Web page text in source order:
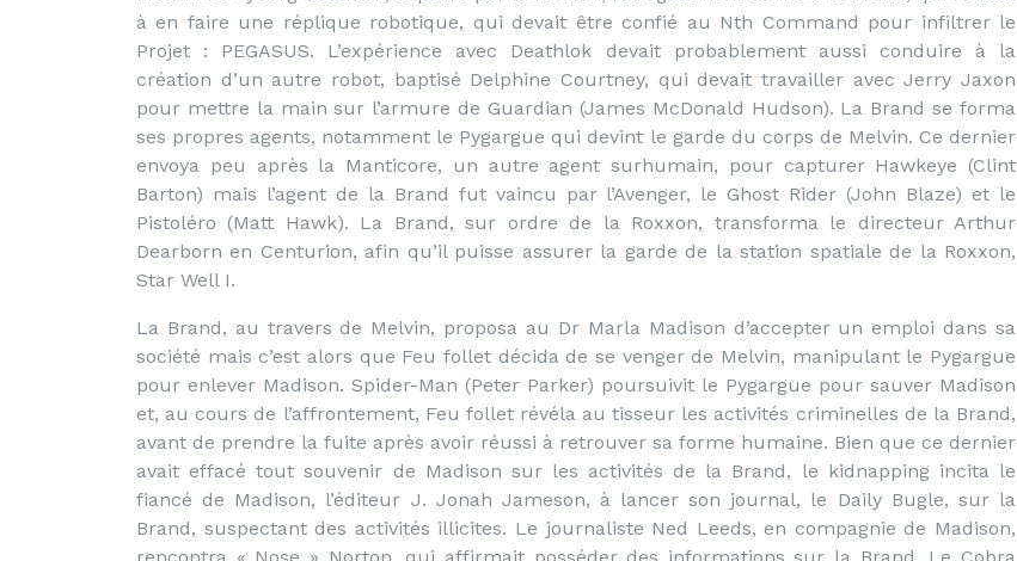
à en faire une réplique robotique, qui devait être confié au Nth Command pour infiltrer le
Projet : PEGASUS. L’expérience avec Deathlok devait probablement aussi conduire à la
création d’un autre robot, baptisé Delphine Courtney, qui devait travailler avec Jerry Jaxon
pour mettre la main sur l’armure de Guardian (James McDonald Hudson). La Brand se forma
ses propres agents, notamment le Pygargue qui devint le garde du corps de Melvin. Ce dernier
envoya peu après la Manticore, un autre agent surhumain, pour capturer Hawkeye (Clint
Barton) mais l’agent de la Brand fut vaincu par l’Avenger, le Ghost Rider (John Blaze) et le
Pistoléro (Matt Hawk). La Brand, sur ordre de la Roxxon, transforma le directeur Arthur
Dearborn en Centurion, afin qu’il puisse assurer la garde de la station spatiale de la Roxxon,
Star Well I.
La Brand, au travers de Melvin, proposa au Dr Marla Madison d’accepter un emploi dans sa
société mais c’est alors que Feu follet décida de se venger de Melvin, manipulant le Pygargue
pour enlever Madison. Spider-Man (Peter Parker) poursuivit le Pygargue pour sauver Madison
et, au cours de l’affrontement, Feu follet révéla au tisseur les activités criminelles de la Brand,
avant de prendre la fuite après avoir réussi à retrouver sa forme humaine. Bien que ce dernier
avait effacé tout souvenir de Madison sur les activités de la Brand, le kidnapping incita le
fiancé de Madison, l’éditeur J. Jonah Jameson, à lancer son journal, le Daily Bugle, sur la
Brand, suspectant des activités illicites. Le journaliste Ned Leeds, en compagnie de Madison,